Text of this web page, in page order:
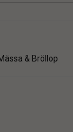
& Bröllop